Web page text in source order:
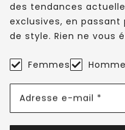
des tendances
exclusives, en
de style. Rien ne vous
Femmes
Adresse e-mail *